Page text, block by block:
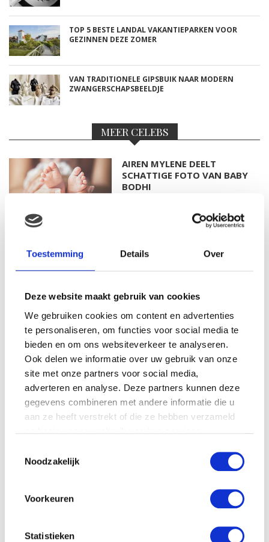
Toestemming Details Over
Deze website maakt gebruik van cookies
We gebruiken cookies om content en advertenties
te personaliseren, om functies voor social media te
bieden en om ons websiteverkeer te analyseren.
Ook delen we informatie over uw gebruik van onze
site met onze partners voor social media,
adverteren en analyse. Deze partners kunnen deze
gegevens combineren met andere informatie die u
aan ze heeft verstrekt of die ze hebben verzameld
Noodzakelijk
Voorkeuren
Statistieken
TOP 5 BESTE LANDAL VAKANTIEPARKEN VOOR
GEZINNEN DEZE ZOMER
VAN TRADITIONELE GIPSBUIK NAAR MODERN
ZWANGERSCHAPSBEELDJE
MEER CELEBS
AIREN MYLENE DEELT
SCHATTIGE FOTO VAN BABY
BODHI
MET DOCHTERTJE SCOTTIE
KIM KÖTTER DEELT PRACHTIGE
GEZINSFOTO MET HAAR
MANNEN
JOSJE HUISMAN SHOWT
BABYBUIK OP IBIZA
PRACHTIGE FOTO MET BABY